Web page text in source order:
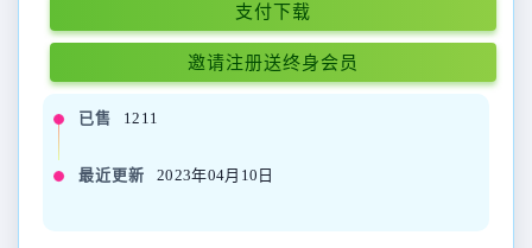
支付下载
邀请注册送终身会员
已售 1211
最近更新 2023年04月10日